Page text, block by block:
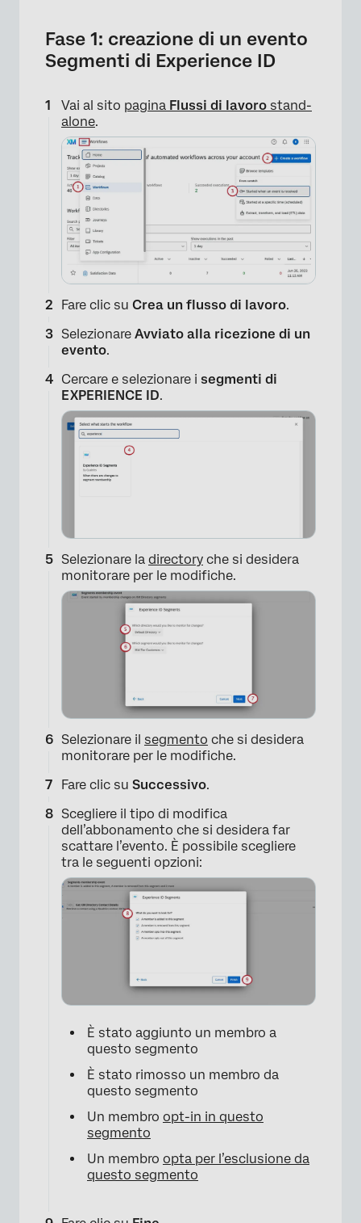
×
Fase 1: creazione di un evento
Segmenti di Experience ID
Vai al sito pagina Flussi di lavoro stand-
alone.
×
Fare clic su Crea un flusso di lavoro.
Selezionare Avviato alla ricezione di un
evento.
Cercare e selezionare i segmenti di
EXPERIENCE ID.
×
Selezionare la directory che si desidera
monitorare per le modifiche.
Selezionare il segmento che si desidera
monitorare per le modifiche.
Fare clic su Successivo.
Scegliere il tipo di modifica
dell’abbonamento che si desidera far
scattare l’evento. È possibile scegliere
tra le seguenti opzioni:
È stato aggiunto un membro a
questo segmento
È stato rimosso un membro da
questo segmento
Un membro opt-in in questo
segmento
Un membro opta per l’esclusione da
questo segmento